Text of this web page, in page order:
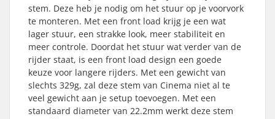
stem. Deze heb je nodig om het stuur op je voorvork
te monteren. Met een front load krijg je een wat
lager stuur, een strakke look, meer stabiliteit en
meer controle. Doordat het stuur wat verder van de
rijder staat, is een front load design een goede
keuze voor langere rijders. Met een gewicht van
slechts 329g, zal deze stem van Cinema niet al te
veel gewicht aan je setup toevoegen. Met een
standaard diameter van 22.2mm werkt deze stem